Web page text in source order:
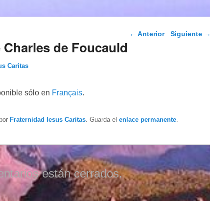
Navegación de
← Anterior Siguiente →
de Foucauld
Caritas
sólo en Français.
por Fraternidad Iesus Caritas . Guarda el enlace permanente
están cerrados.